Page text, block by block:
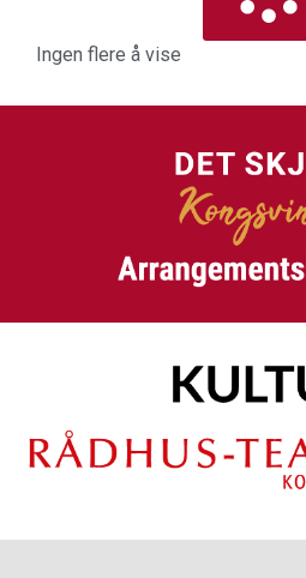
Ingen flere å vise